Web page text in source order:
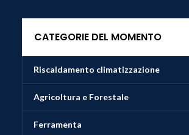
CATEGORIE DEL MOMENTO
Riscaldamento climatizzazione
Agricoltura e Forestale
Ferramenta